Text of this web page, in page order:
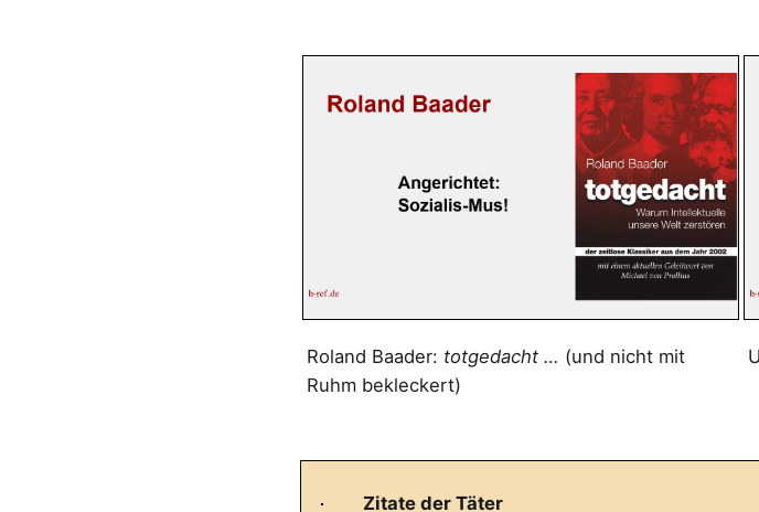
Roland Baader: totgedacht … (und nicht mit
Ruhm bekleckert)
Zitate der Täter